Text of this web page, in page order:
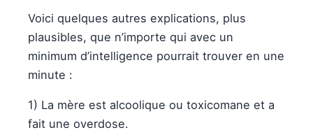
Voici quelques autres explications, plus
plausibles, que n’importe qui avec un
minimum d’intelligence pourrait trouver en une
minute :
1) La mère est alcoolique ou toxicomane et a
fait une overdose.